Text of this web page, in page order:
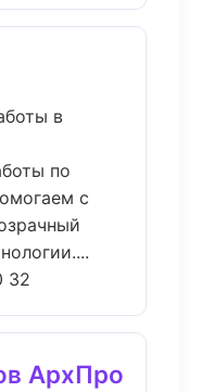
в
по
с
32
АрхПро